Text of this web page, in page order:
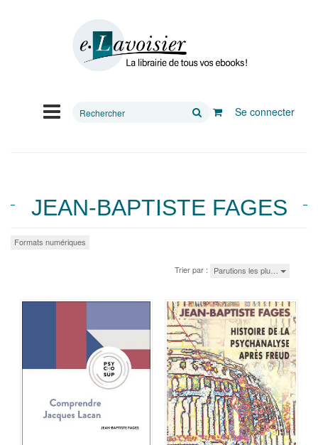
Rechercher
Se connecter
JEAN-BAPTISTE FAGES
Formats numériques
Trier par : Parutions les plu…